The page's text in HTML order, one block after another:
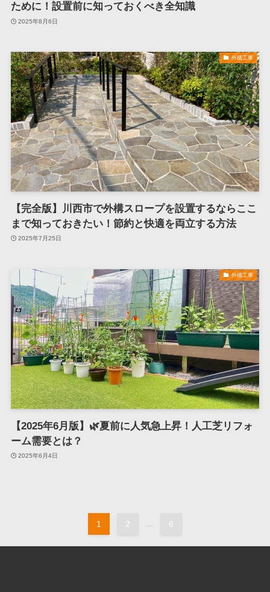
ために！設置前に知っておくべき全知識
2025年8月6日
外構工事
【完全版】川西市で外構スロープを設置するならここ
まで知っておきたい！節約と快適を両立する方法
2025年7月25日
外構工事
【2025年6月版】🌿夏前に人気急上昇！人工芝リフォ
ーム需要とは？
2025年6月4日
1 2 ... 6